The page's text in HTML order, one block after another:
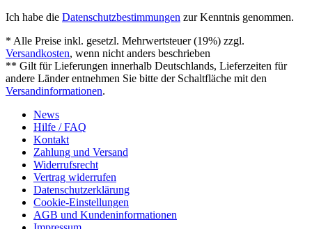
Ich habe die Datenschutzbestimmungen zur Kenntnis genommen.
* Alle Preise inkl. gesetzl. Mehrwertsteuer (19%) zzgl.
Versandkosten, wenn nicht anders beschrieben
** Gilt für Lieferungen innerhalb Deutschlands, Lieferzeiten für
andere Länder entnehmen Sie bitte der Schaltfläche mit den
Versandinformationen.
News
Hilfe / FAQ
Kontakt
Zahlung und Versand
Widerrufsrecht
Vertrag widerrufen
Datenschutzerklärung
Cookie-Einstellungen
AGB und Kundeninformationen